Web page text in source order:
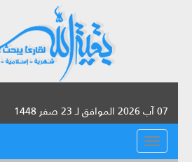
07 آب 2026 الموافق لـ 23 صفر 1448
القائمة